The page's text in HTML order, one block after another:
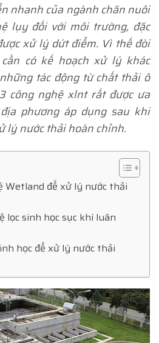
nhanh của ngành chăn nuôi
lụy đối với môi trường, đặc
xử lý dứt điểm. Vì thế đòi
có kế hoạch xử lý khác
tác động từ chất thải ô
công nghệ xlnt rất được ưa
phương áp dụng sau khi
lý nước thải hoàn chỉnh.
Wetland để xử lý nước thải
lọc sinh học sục khí luân
học để xử lý nước thải